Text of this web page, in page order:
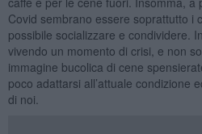
Covid sembrano essere soprattutto i
possibile socializzare e condividere.
vivendo un momento di crisi, e non
immagine bucolica di cene
poco adattarsi all’attuale condizione
di noi.